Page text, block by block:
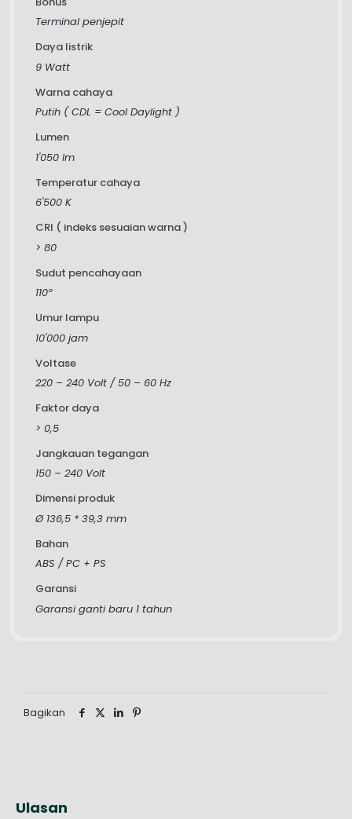
Terminal penjepit
Daya listrik
9 Watt
Warna cahaya
Putih ( CDL = Cool Daylight )
Lumen
1'050 lm
Temperatur cahaya
6'500 K
CRI ( indeks sesuaian warna )
> 80
Sudut pencahayaan
110º
Umur lampu
10'000 jam
Voltase
220 – 240 Volt / 50 – 60 Hz
Faktor daya
> 0,5
Jangkauan tegangan
150 – 240 Volt
Dimensi produk
Ø 136,5 * 39,3 mm
Bahan
ABS / PC + PS
Garansi
Garansi ganti baru 1 tahun
Bagikan
Ulasan